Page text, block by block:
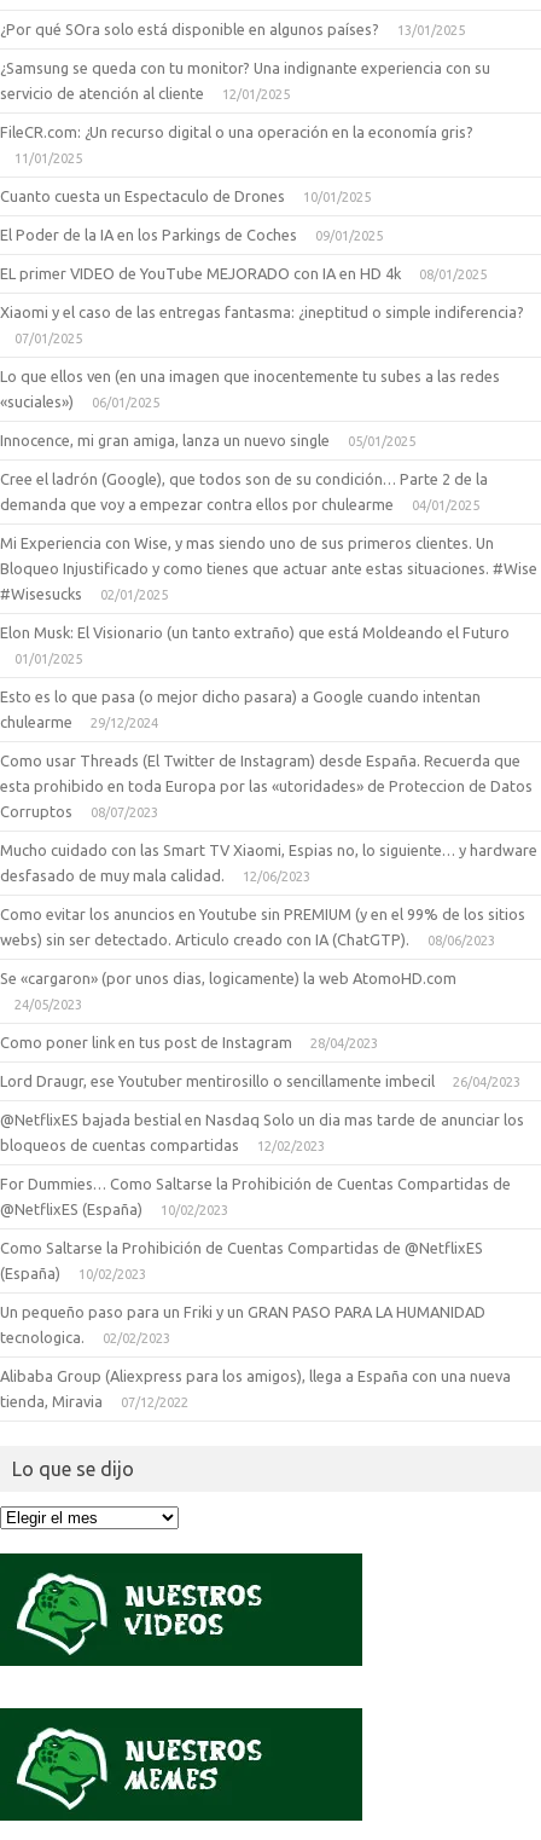
¿Por qué SOra solo está disponible en algunos países? 13/01/2025
¿Samsung se queda con tu monitor? Una indignante experiencia con su
servicio de atención al cliente
12/01/2025
FileCR.com: ¿Un recurso digital o una operación en la economía gris?
11/01/2025
Cuanto cuesta un Espectaculo de Drones 10/01/2025
El Poder de la IA en los Parkings de Coches 09/01/2025
EL primer VIDEO de YouTube MEJORADO con IA en HD 4k 08/01/2025
Xiaomi y el caso de las entregas fantasma: ¿ineptitud o simple indiferencia?
07/01/2025
Lo que ellos ven (en una imagen que inocentemente tu subes a las redes
«suciales»)
06/01/2025
Innocence, mi gran amiga, lanza un nuevo single 05/01/2025
Cree el ladrón (Google), que todos son de su condición… Parte 2 de la
demanda que voy a empezar contra ellos por chulearme
04/01/2025
Mi Experiencia con Wise, y mas siendo uno de sus primeros clientes. Un
Bloqueo Injustificado y como tienes que actuar ante estas situaciones. #Wise
#Wisesucks
02/01/2025
Elon Musk: El Visionario (un tanto extraño) que está Moldeando el Futuro
01/01/2025
Esto es lo que pasa (o mejor dicho pasara) a Google cuando intentan
chulearme
29/12/2024
Como usar Threads (El Twitter de Instagram) desde España. Recuerda que
esta prohibido en toda Europa por las «utoridades» de Proteccion de Datos
Corruptos
08/07/2023
Mucho cuidado con las Smart TV Xiaomi, Espias no, lo siguiente… y hardware
desfasado de muy mala calidad.
12/06/2023
Como evitar los anuncios en Youtube sin PREMIUM (y en el 99% de los sitios
webs) sin ser detectado. Articulo creado con IA (ChatGTP).
08/06/2023
Se «cargaron» (por unos dias, logicamente) la web AtomoHD.com
24/05/2023
Como poner link en tus post de Instagram 28/04/2023
Lord Draugr, ese Youtuber mentirosillo o sencillamente imbecil 26/04/2023
@NetflixES bajada bestial en Nasdaq Solo un dia mas tarde de anunciar los
bloqueos de cuentas compartidas
12/02/2023
For Dummies… Como Saltarse la Prohibición de Cuentas Compartidas de
@NetflixES (España)
10/02/2023
Como Saltarse la Prohibición de Cuentas Compartidas de @NetflixES
(España)
10/02/2023
Un pequeño paso para un Friki y un GRAN PASO PARA LA HUMANIDAD
tecnologica.
02/02/2023
Alibaba Group (Aliexpress para los amigos), llega a España con una nueva
tienda, Miravia
07/12/2022
Lo que se dijo
Lo